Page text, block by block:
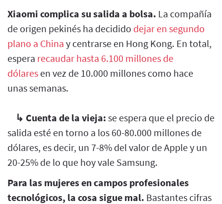
Xiaomi complica su salida a bolsa. La compañía
de origen pekinés ha decidido dejar en segundo
plano a China y centrarse en Hong Kong. En total,
espera recaudar hasta 6.100 millones de
dólares en vez de 10.000 millones como hace
unas semanas.
↳ Cuenta de la vieja: se espera que el precio de
salida esté en torno a los 60-80.000 millones de
dólares, es decir, un 7-8% del valor de Apple y un
20-25% de lo que hoy vale Samsung.
Para las mujeres en campos profesionales
tecnológicos, la cosa sigue mal. Bastantes cifras